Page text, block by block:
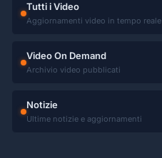
Tutti i Video
Aggiornamenti video in tempo reale
Video On Demand
Archivio video pubblicati
Notizie
Ultime notizie e aggiornamenti